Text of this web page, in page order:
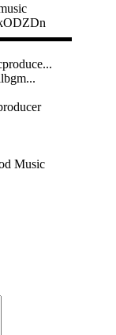
Music